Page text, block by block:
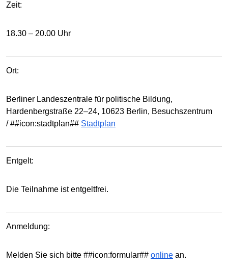
Zeit:
18.30 – 20.00 Uhr
Ort:
Berliner Landeszentrale für politische Bildung,
Hardenbergstraße 22–24, 10623 Berlin, Besuchszentrum
/ ##icon:stadtplan## Stadtplan
Entgelt:
Die Teilnahme ist entgeltfrei.
Anmeldung:
Melden Sie sich bitte ##icon:formular## online an.